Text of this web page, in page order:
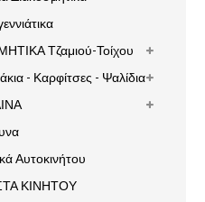
Τζαμιού-Τοίχου
- Καρφίτσες - Ψαλίδια
Αυτοκινήτου
ΚΙΝΗΤΟΥ